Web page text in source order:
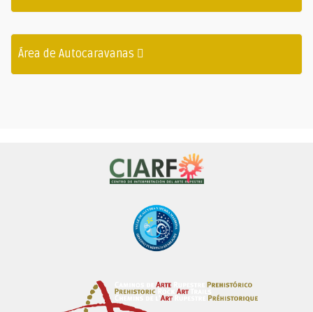
Área de Autocaravanas